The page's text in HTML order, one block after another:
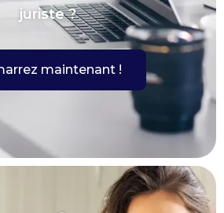
juriste ?
maintenant !